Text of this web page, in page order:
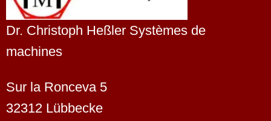
Dr. Christoph Heßler Systèmes de
machines
Sur la Ronceva 5
32312 Lübbecke